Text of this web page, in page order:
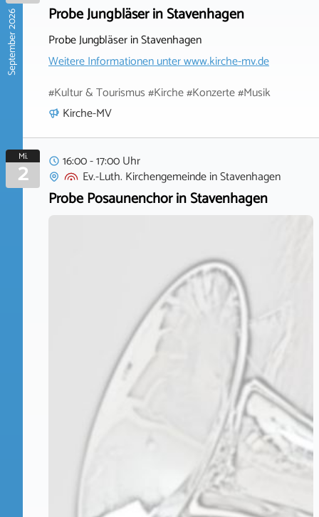
September 2026 Probe Jungbläser in Stavenhagen
Probe Jungbläser in Stavenhagen
Weitere Informationen unterwww.kirche-mv.de
#Kultur & Tourismus #Kirche #Konzerte #Musik
Kirche-MV
Mi.
2
16:00 - 17:00 Uhr
Ev.-Luth. KirchengemeindeinStavenhagen
Probe Posaunenchor in Stavenhagen